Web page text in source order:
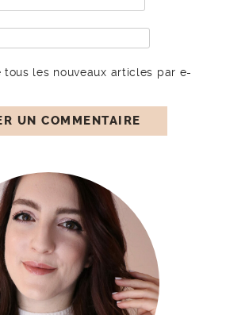
tous les nouveaux articles par e-